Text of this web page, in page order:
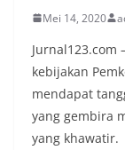
Mei 14, 2020
Jurnal123.com
kebijakan
mendapat
yang gembira
yang khawatir.